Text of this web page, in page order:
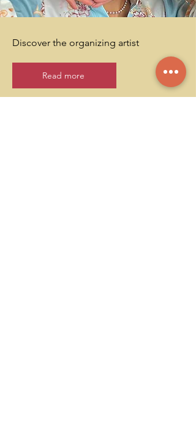
Discover the organizing artist
Read more